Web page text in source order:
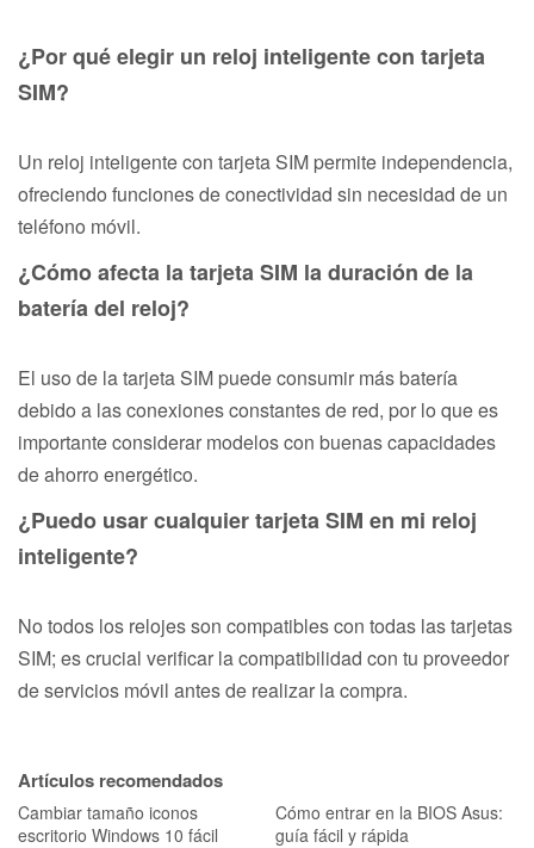
¿Por qué elegir un reloj inteligente con tarjeta
SIM?
Un reloj inteligente con tarjeta SIM permite independencia,
ofreciendo funciones de conectividad sin necesidad de un
teléfono móvil.
¿Cómo afecta la tarjeta SIM la duración de la
batería del reloj?
El uso de la tarjeta SIM puede consumir más batería
debido a las conexiones constantes de red, por lo que es
importante considerar modelos con buenas capacidades
de ahorro energético.
¿Puedo usar cualquier tarjeta SIM en mi reloj
inteligente?
No todos los relojes son compatibles con todas las tarjetas
SIM; es crucial verificar la compatibilidad con tu proveedor
de servicios móvil antes de realizar la compra.
Artículos recomendados
Cambiar tamaño iconos
escritorio Windows 10 fácil
Cómo entrar en la BIOS Asus:
guía fácil y rápida